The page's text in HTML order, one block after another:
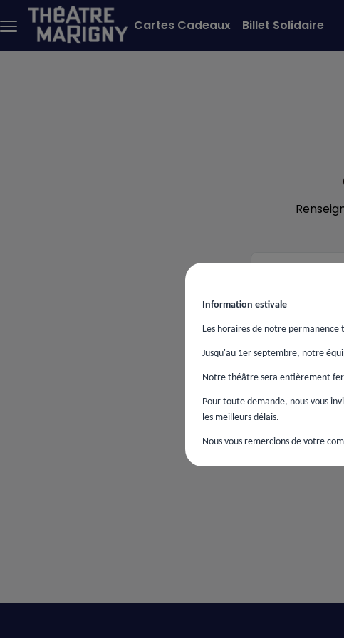
Aller au contenu principal
Menu
principal
Cartes Cadeaux Billet Solidaire
Information estivale
Les horaires de notre
Jusqu'au 1er septembre, notre
Notre théâtre sera entièrement
Pour toute demande, nous vous
les meilleurs délais.
Nous vous remercions de votre